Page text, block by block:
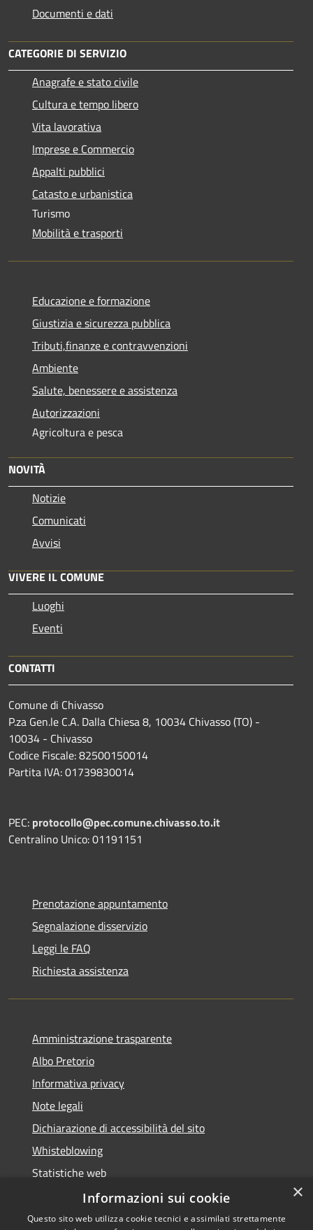
Documenti e dati
CATEGORIE DI SERVIZIO
Anagrafe e stato civile
Cultura e tempo libero
Vita lavorativa
Imprese e Commercio
Appalti pubblici
Catasto e urbanistica
Turismo
Mobilità e trasporti
Educazione e formazione
Giustizia e sicurezza pubblica
Tributi,finanze e contravvenzioni
Ambiente
Salute, benessere e assistenza
Autorizzazioni
Agricoltura e pesca
NOVITÀ
Notizie
Comunicati
Avvisi
VIVERE IL COMUNE
Luoghi
Eventi
CONTATTI
Comune di Chivasso
P.za Gen.le C.A. Dalla Chiesa 8, 10034 Chivasso (TO) -
10034 - Chivasso
Codice Fiscale: 82500150014
Partita IVA: 01739830014
PEC: protocollo@pec.comune.chivasso.to.it
Centralino Unico: 01191151
Prenotazione appuntamento
Segnalazione disservizio
Leggi le FAQ
Richiesta assistenza
Amministrazione trasparente
Albo Pretorio
Informativa privacy
Note legali
Dichiarazione di accessibilità del sito
Whisteblowing
Statistiche web
Segnalazioni di non conformità
×
Informazioni sui cookie
Questo sito web utilizza cookie tecnici e assimilati strettamente